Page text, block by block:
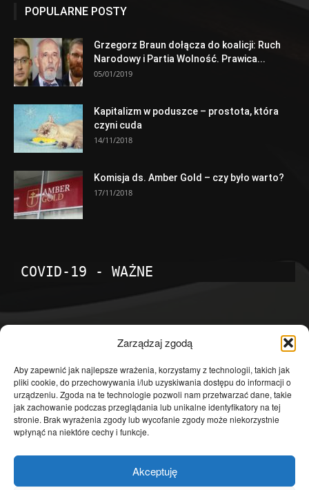
Zarządzaj zgodą
Aby zapewnić jak najlepsze wrażenia, korzystamy z technologii, takich jak
pliki cookie, do przechowywania i/lub uzyskiwania dostępu do informacji o
urządzeniu. Zgoda na te technologie pozwoli nam przetwarzać dane, takie
jak zachowanie podczas przeglądania lub unikalne identyfikatory na tej
stronie. Brak wyrażenia zgody lub wycofanie zgody może niekorzystnie
wpłynąć na niektóre cechy i funkcje.
Akceptuję
POPULARNE POSTY
Grzegorz Braun dołącza do koalicji: Ruch
Narodowy i Partia Wolność. Prawica...
05/01/2019
Kapitalizm w poduszce – prostota, która
czyni cuda
14/11/2018
Komisja ds. Amber Gold – czy było warto?
17/11/2018
COVID-19 - WAŻNE
Temat dnia
4601
Publicystyka
4363
Polityka
3639
Polska
Społeczeństwo
2823